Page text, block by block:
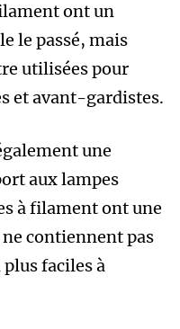
ont un
le passé, mais
utilisées pour
et avant-gardistes.
une
aux lampes
à filament ont une
contiennent pas
faciles à